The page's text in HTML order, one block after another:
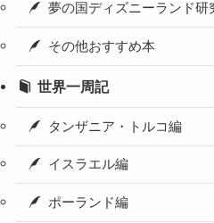
夢の国ディズニーランド研
その他おすすめ本
世界一周記
タンザニア・トルコ編
イスラエル編
ポーランド編